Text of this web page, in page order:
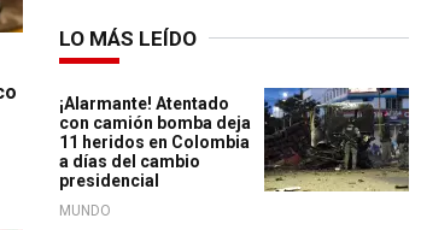
LO MÁS LEÍDO
¡Alarmante! Atentado
con camión bomba deja
11 heridos en Colombia
a días del cambio
presidencial
MUNDO